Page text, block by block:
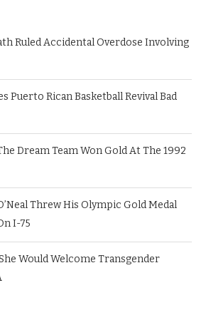
Ruled Accidental Overdose Involving
Puerto Rican Basketball Revival Bad
Dream Team Won Gold At The 1992
Threw His Olympic Gold Medal
I-75
Would Welcome Transgender